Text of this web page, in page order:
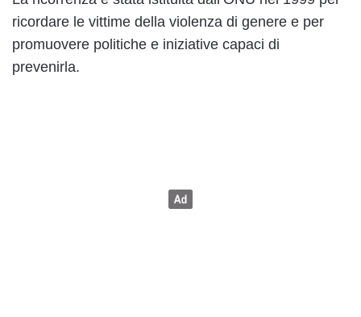
ricordare le vittime della violenza di genere e per
promuovere politiche e iniziative capaci di
prevenirla.